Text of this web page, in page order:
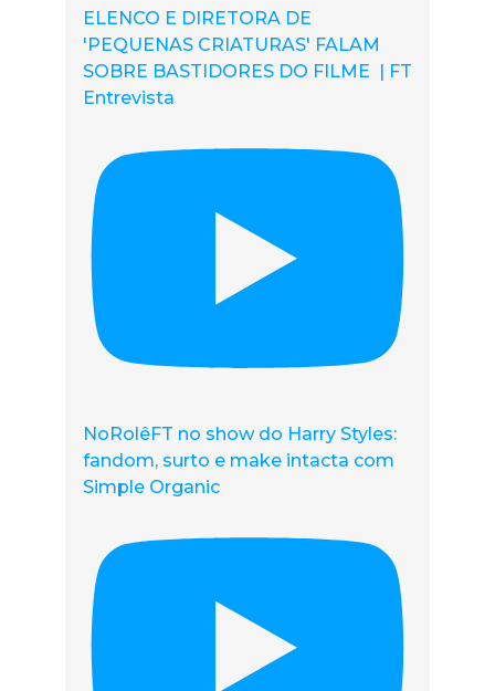
ELENCO E DIRETORA DE
'PEQUENAS CRIATURAS' FALAM
SOBRE BASTIDORES DO FILME | FT
Entrevista
NoRolêFT no show do Harry Styles:
fandom, surto e make intacta com
Simple Organic